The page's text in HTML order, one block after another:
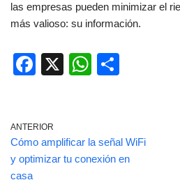
las empresas pueden minimizar el
más valioso: su información.
F
e
b
X
W
A ar
ANTERIOR
Cómo amplificar la señal WiFi
y optimizar tu conexión en
casa